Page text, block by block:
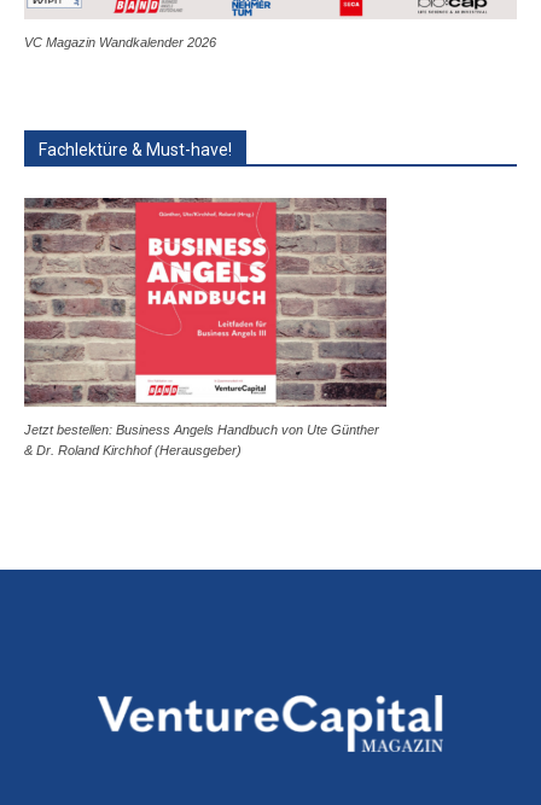
VC Magazin Wandkalender 2026
Fachlektüre & Must-have!
Jetzt bestellen: Business Angels Handbuch von Ute Günther
& Dr. Roland Kirchhof (Herausgeber)